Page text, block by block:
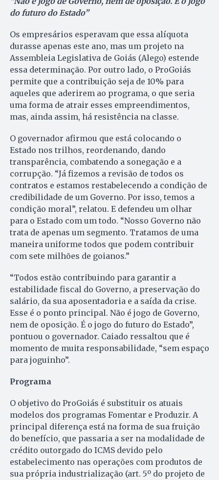
do futuro do Estado”
Os empresários esperavam que essa alíquota
durasse apenas este ano, mas um projeto na
Assembleia Legislativa de Goiás (Alego) estende
essa determinação. Por outro lado, o ProGoiás
permite que a contribuição seja de 10% para
aqueles que aderirem ao programa, o que seria
uma forma de atrair esses empreendimentos,
mas, ainda assim, há resistência na classe.
O governador afirmou que está colocando o
Estado nos trilhos, reordenando, dando
transparência, combatendo a sonegação e a
corrupção. “Já fizemos a revisão de todos os
contratos e estamos restabelecendo a condição de
credibilidade de um Governo. Por isso, temos a
condição moral”, relatou. E defendeu um olhar
para o Estado com um todo. “Nosso Governo não
trata de apenas um segmento. Tratamos de uma
maneira uniforme todos que podem contribuir
com sete milhões de goianos.”
“Todos estão contribuindo para garantir a
estabilidade fiscal do Governo, a preservação do
salário, da sua aposentadoria e a saída da crise.
Esse é o ponto principal. Não é jogo de Governo,
nem de oposição. É o jogo do futuro do Estado”,
pontuou o governador. Caiado ressaltou que é
momento de muita responsabilidade, “sem espaço
para joguinho”.
Programa
O objetivo do ProGoiás é substituir os atuais
modelos dos programas Fomentar e Produzir. A
principal diferença está na forma de sua fruição
do benefício, que passaria a ser na modalidade de
crédito outorgado do ICMS devido pelo
estabelecimento nas operações com produtos de
sua própria industrialização (art. 5º do projeto de